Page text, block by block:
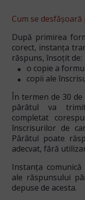
Cum se
După primirea
corect, instanța
răspuns, însoțit de:
o copie a
copii ale
În termen de 30
pârâtul va
completat
înscrisurilor de
Pârâtul poate
adecvat, fără
Instanța
ale răspunsului
depuse de acesta.